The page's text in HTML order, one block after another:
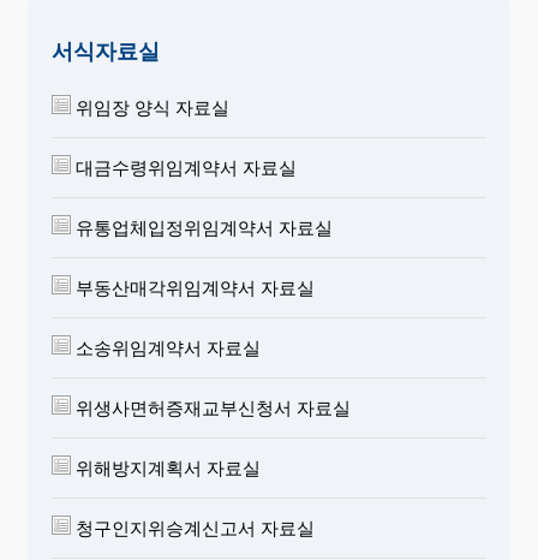
서식자료실
위임장 양식 자료실
대금수령위임계약서 자료실
유통업체입정위임계약서 자료실
부동산매각위임계약서 자료실
소송위임계약서 자료실
위생사면허증재교부신청서 자료실
위해방지계획서 자료실
청구인지위승계신고서 자료실